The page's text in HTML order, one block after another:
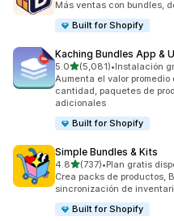
Más ventas con bundles,
Built for Shopify
Kaching Bundles App &
5.0de 5 estrellas
(5,081)
5081 reseñas en total
•Instalación
Aumenta el valor
cantidad, paquetes de
adicionales
Built for Shopify
Simple Bundles & Kits
4.8de 5 estrellas
(737)
737 reseñas en total
•Plan gratis
Crea packs de productos,
sincronización de
Built for Shopify